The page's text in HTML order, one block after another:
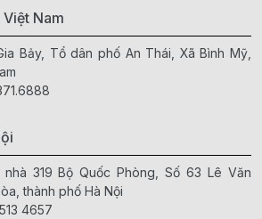
Nam
Bảy, Tổ dân phố An Thái, Xã Bình Mỹ,
319 Bộ Quốc Phòng, Số 63 Lê Văn
thành phố Hà Nội
4657